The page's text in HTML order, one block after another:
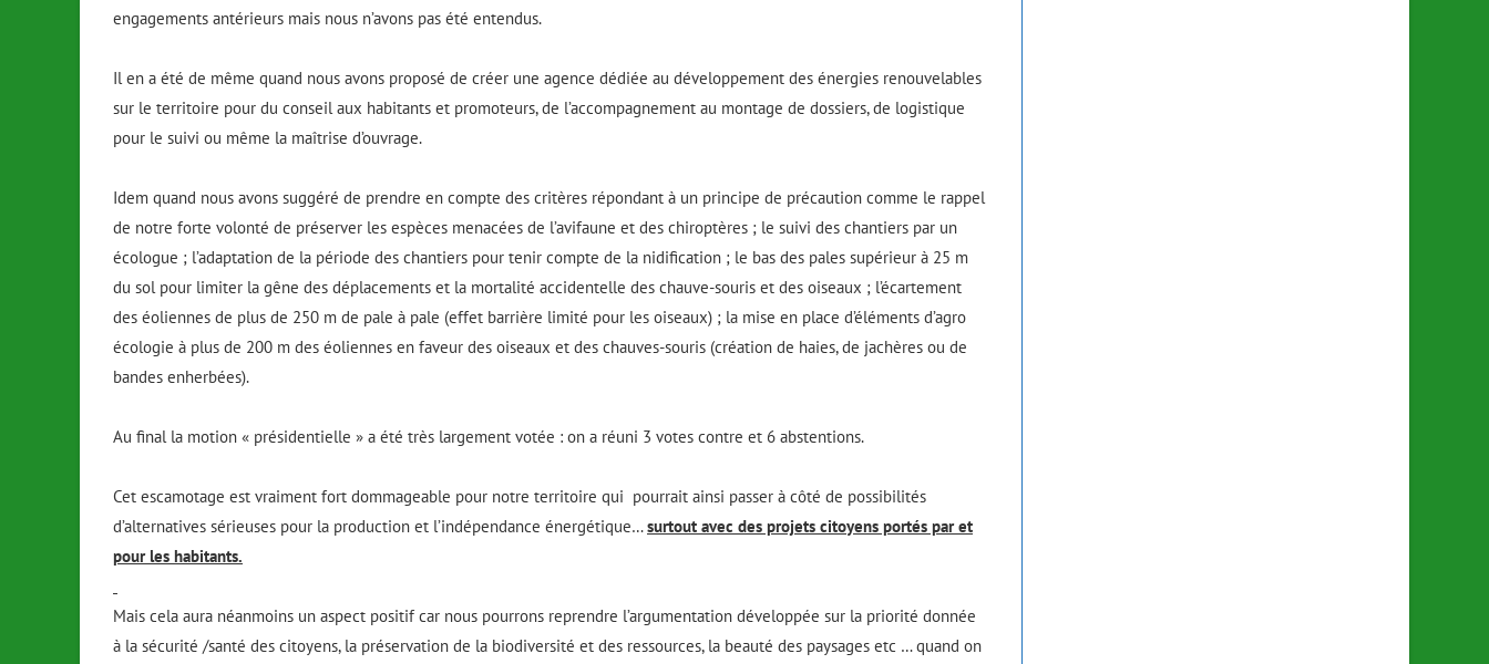
engagements antérieurs mais nous n’avons pas été entendus.
Il en a été de même quand nous avons proposé de créer une agence dédiée au développement des énergies renouvelables
sur le territoire pour du conseil aux habitants et promoteurs, de l’accompagnement au montage de dossiers, de logistique
pour le suivi ou même la maîtrise d’ouvrage.
Idem quand nous avons suggéré de prendre en compte des critères répondant à un principe de précaution comme le rappel
de notre forte volonté de préserver les espèces menacées de l’avifaune et des chiroptères ; le suivi des chantiers par un
écologue ; l’adaptation de la période des chantiers pour tenir compte de la nidification ; le bas des pales supérieur à 25 m
du sol pour limiter la gêne des déplacements et la mortalité accidentelle des chauve-souris et des oiseaux ; l’écartement
des éoliennes de plus de 250 m de pale à pale (effet barrière limité pour les oiseaux) ; la mise en place d’éléments d’agro
écologie à plus de 200 m des éoliennes en faveur des oiseaux et des chauves-souris (création de haies, de jachères ou de
bandes enherbées).
Au final la motion « présidentielle » a été très largement votée : on a réuni 3 votes contre et 6 abstentions.
Cet escamotage est vraiment fort dommageable pour notre territoire qui pourrait ainsi passer à côté de possibilités
d’alternatives sérieuses pour la production et l’indépendance énergétique…surtout avec des projets citoyens portés par et
pour les habitants.
Mais cela aura néanmoins un aspect positif car nous pourrons reprendre l’argumentation développée sur la priorité donnée
à la sécurité /santé des citoyens, la préservation de la biodiversité et des ressources, la beauté des paysages etc … quand on